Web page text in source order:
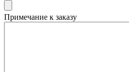
Примечание к заказу